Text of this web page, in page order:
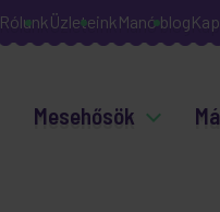
Rólunk Üzleteink Manó blog
Mesehősök